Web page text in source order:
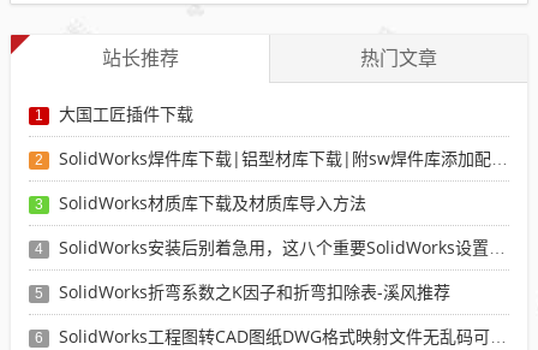
站长推荐 热门文章
1 大国工匠插件下载
2 SolidWorks焊件库下载|铝型材库下载|附sw焊件库添加配置使用教程
3 SolidWorks材质库下载及材质库导入方法
4 SolidWorks安装后别着急用，这八个重要SolidWorks设置可以提高你的画图效率
5 SolidWorks折弯系数之K因子和折弯扣除表-溪风推荐
6 SolidWorks工程图转CAD图纸DWG格式映射文件无乱码可分层-溪风亲测推荐